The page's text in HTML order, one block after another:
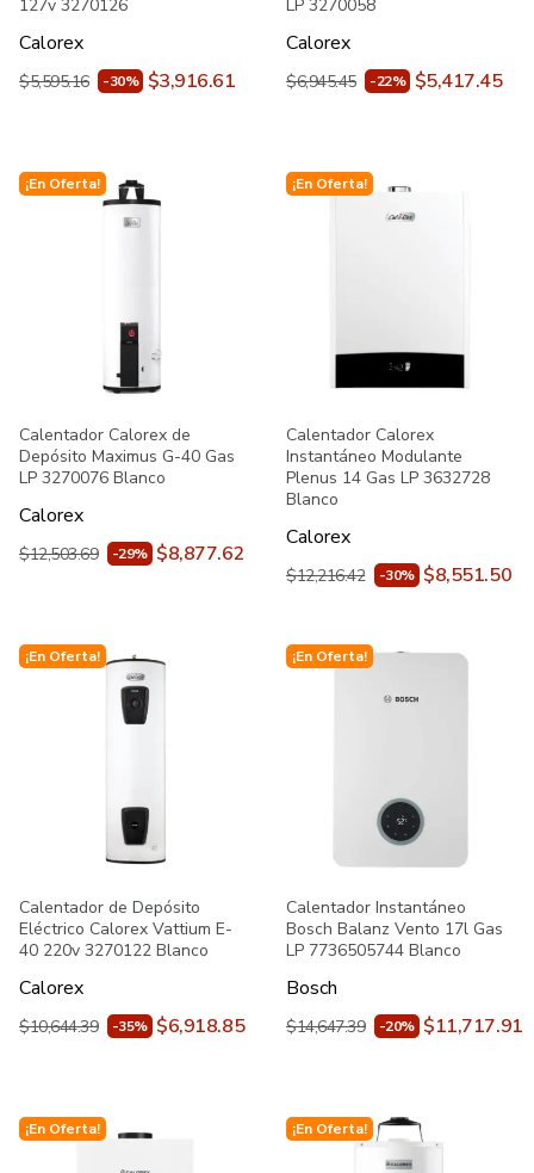
127v 3270126
Calorex
$5,595.16 -30% $3,916.61
LP 3270058
Calorex
$6,945.45 -22% $5,417.45
¡En Oferta!
Calentador Calorex de
Depósito Maximus G-40 Gas
LP 3270076 Blanco
Calorex
$12,503.69 -29% $8,877.62
¡En Oferta!
Calentador Calorex
Instantáneo Modulante
Plenus 14 Gas LP 3632728
Blanco
Calorex
$12,216.42 -30% $8,551.50
¡En Oferta!
Calentador de Depósito
Eléctrico Calorex Vattium E-
40 220v 3270122 Blanco
Calorex
$10,644.39 -35% $6,918.85
¡En Oferta!
Calentador Instantáneo
Bosch Balanz Vento 17l Gas
LP 7736505744 Blanco
Bosch
$14,647.39 -20% $11,717.91
¡En Oferta! ¡En Oferta!